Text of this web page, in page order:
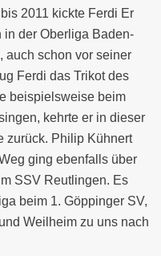
2011 kickte Ferdi Er
in der Oberliga Baden-
auch schon vor seiner
Ferdi das Trikot des
beispielsweise beim
kehrte er in dieser
zurück. Philip Kühnert
ging ebenfalls über
SSV Reutlingen. Es
beim 1. Göppinger SV,
Weilheim zu uns nach